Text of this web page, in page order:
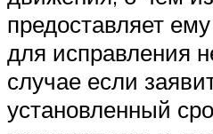
предоставляет
для исправления
случае если
установленный